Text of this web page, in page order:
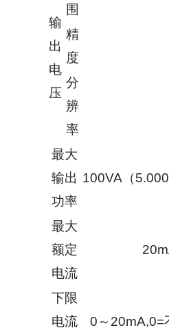
输
出
电
压
围
精
度
分
辨
率
最大
输出
功率
100VA（
最大
额定
电流
下限
电流
0～20mA,0=